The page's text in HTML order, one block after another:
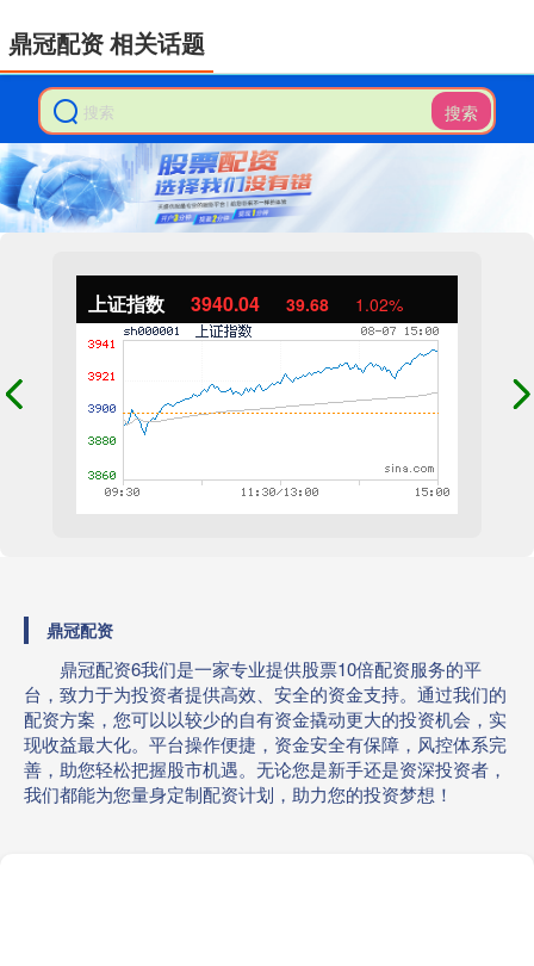
搜索
上证指数 3940.04 39.68 1.02%
鼎冠配资
鼎冠配资6我们是一家专业提供股票10倍配资服务的平
台，致力于为投资者提供高效、安全的资金支持。通过我们的
配资方案，您可以以较少的自有资金撬动更大的投资机会，实
现收益最大化。平台操作便捷，资金安全有保障，风控体系完
善，助您轻松把握股市机遇。无论您是新手还是资深投资者，
我们都能为您量身定制配资计划，助力您的投资梦想！
鼎冠配资 相关话题